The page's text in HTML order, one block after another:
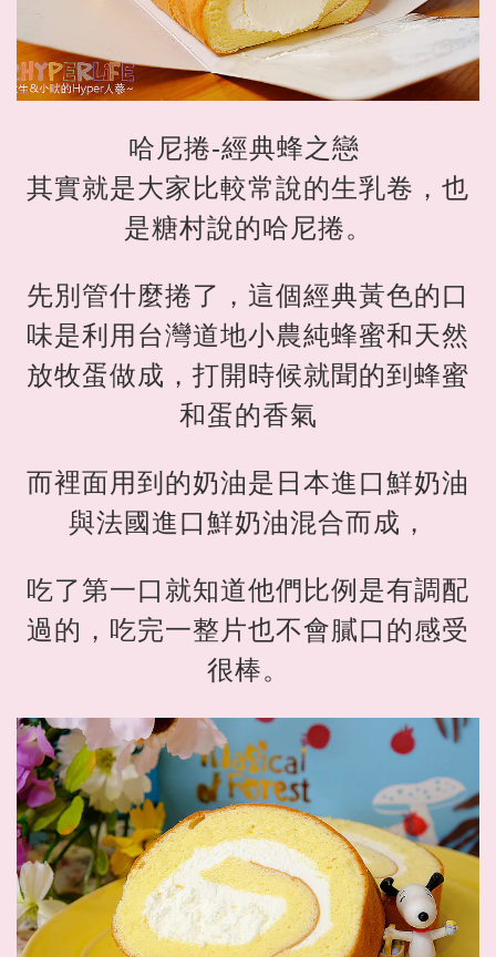
哈尼捲-經典蜂之戀
其實就是大家比較常說的生乳卷，也
是糖村說的哈尼捲。
先別管什麼捲了，這個經典黃色的口
味是利用台灣道地小農純蜂蜜和天然
放牧蛋做成，打開時候就聞的到蜂蜜
和蛋的香氣
而裡面用到的奶油是日本進口鮮奶油
與法國進口鮮奶油混合而成，
吃了第一口就知道他們比例是有調配
過的，吃完一整片也不會膩口的感受
很棒。